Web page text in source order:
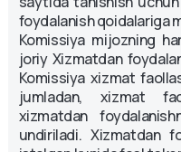
foydalanish qoidalariga
Komissiya mijozning
joriy Xizmatdan
Komissiya xizmat
jumladan, xizmat
xizmatdan
undiriladi. Xizmatdan